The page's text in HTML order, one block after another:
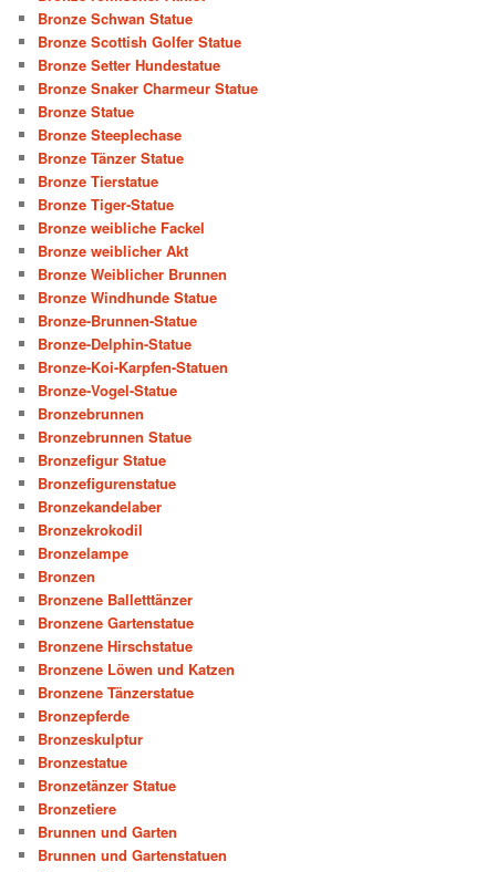
Bronze Schwan Statue
Bronze Scottish Golfer Statue
Bronze Setter Hundestatue
Bronze Snaker Charmeur Statue
Bronze Statue
Bronze Steeplechase
Bronze Tänzer Statue
Bronze Tierstatue
Bronze Tiger-Statue
Bronze weibliche Fackel
Bronze weiblicher Akt
Bronze Weiblicher Brunnen
Bronze Windhunde Statue
Bronze-Brunnen-Statue
Bronze-Delphin-Statue
Bronze-Koi-Karpfen-Statuen
Bronze-Vogel-Statue
Bronzebrunnen
Bronzebrunnen Statue
Bronzefigur Statue
Bronzefigurenstatue
Bronzekandelaber
Bronzekrokodil
Bronzelampe
Bronzen
Bronzene Balletttänzer
Bronzene Gartenstatue
Bronzene Hirschstatue
Bronzene Löwen und Katzen
Bronzene Tänzerstatue
Bronzepferde
Bronzeskulptur
Bronzestatue
Bronzetänzer Statue
Bronzetiere
Brunnen und Garten
Brunnen und Gartenstatuen